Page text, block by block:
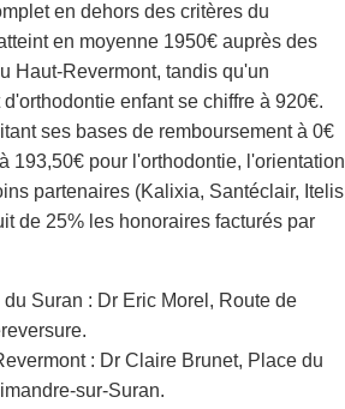
en dehors des critères du
en moyenne 1950€ auprès des
Haut-Revermont, tandis qu'un
enfant se chiffre à 920€.
ses bases de remboursement à 0€
193,50€ pour l'orthodontie, l'orientation
partenaires (Kalixia, Santéclair, Itelis
de 25% les honoraires facturés par
Suran : Dr Eric Morel, Route de
: Dr Claire Brunet, Place du
sur-Suran.